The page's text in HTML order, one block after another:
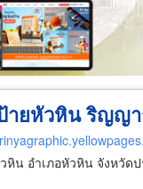
ายหัวหิน ริญญ
หิน อำเภอหัวหิน จังหวัด